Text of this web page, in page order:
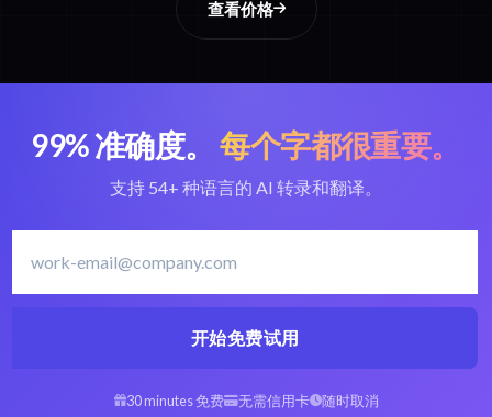
查看价格
99% 准确度。 每个字都很重要。
支持 54+ 种语言的 AI 转录和翻译。
开始免费试用
30 minutes 免费 无需信用卡 随时取消